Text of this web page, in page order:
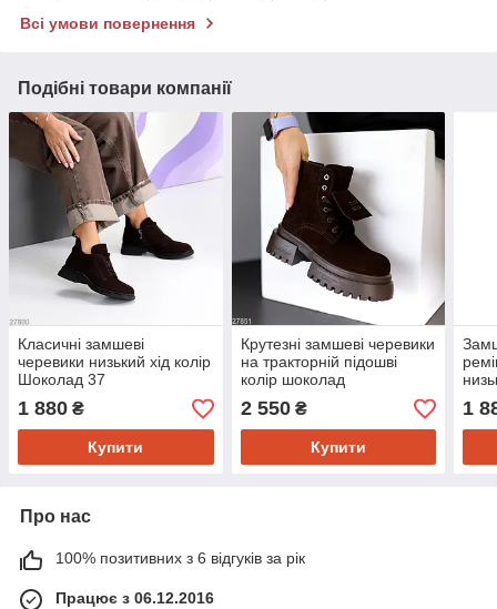
Всі умови повернення
Подібні товари компанії
Класичні замшеві
черевики низький хід колір
Шоколад 37
1 880 ₴
Купити
Крутезні замшеві черевики
на тракторній підошві
колір шоколад
2 550₴
Купити
39
1
Про нас
100% позитивних з 6 відгуків за рік
Працює з 06.12.2016